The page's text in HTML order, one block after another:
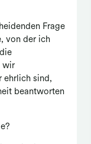
Frage
von der ich
wir
ehrlich sind,
beantworten